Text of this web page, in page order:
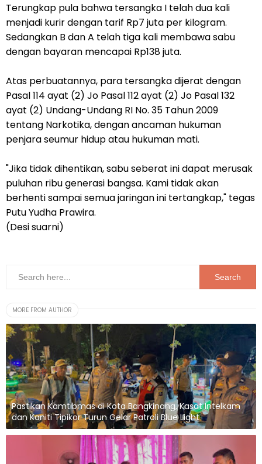
Terungkap pula bahwa tersangka I telah dua kali
menjadi kurir dengan tarif Rp7 juta per kilogram.
Sedangkan B dan A telah tiga kali membawa sabu
dengan bayaran mencapai Rp138 juta.
Atas perbuatannya, para tersangka dijerat dengan
Pasal 114 ayat (2) Jo Pasal 112 ayat (2) Jo Pasal 132
ayat (2) Undang-Undang RI No. 35 Tahun 2009
tentang Narkotika, dengan ancaman hukuman
penjara seumur hidup atau hukuman mati.
"Jika tidak dihentikan, sabu seberat ini dapat merusak
puluhan ribu generasi bangsa. Kami tidak akan
berhenti sampai semua jaringan ini tertangkap," tegas
Putu Yudha Prawira.
(Desi suarni)
MORE FROM AUTHOR
Pastikan Kamtibmas di Kota Bangkinang, Kasat Intelkam
dan Kaniti Tipikor Turun Gelar Patroli Blue Light